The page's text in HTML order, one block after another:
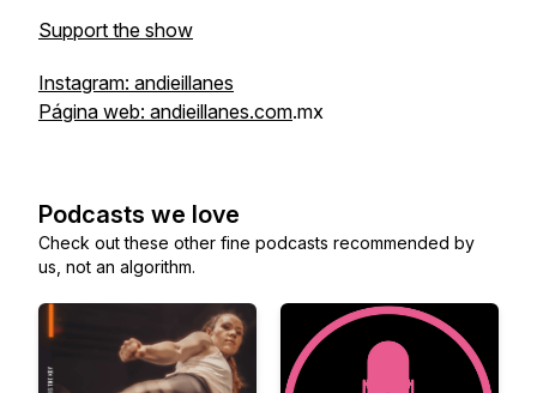
Support the show
Instagram: andieillanes
Página web: andieillanes.com.mx
Podcasts we love
Check out these other fine podcasts recommended by
us, not an algorithm.